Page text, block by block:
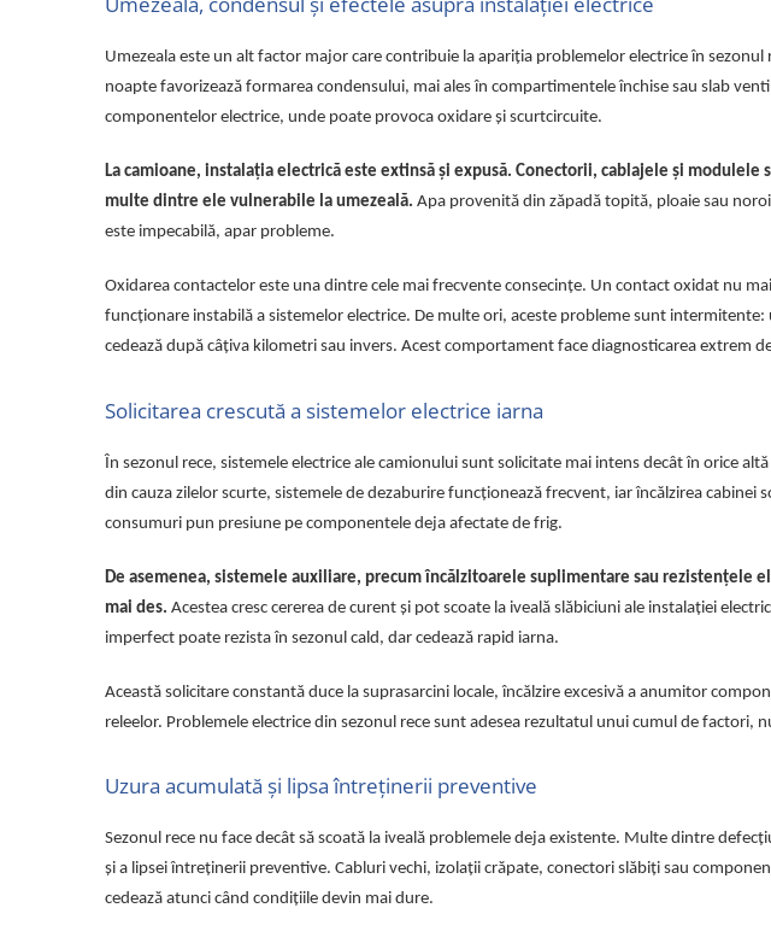
Lampi Fata cu Bec & Semnalizare
Lampi Fata LED & Semnalizare
Lampi Spate cu Bec & Triple
Lampi Spate LED & Triple
Lumini de Zi, DRL
Proiectoare de lucru si marsarier
Proiectoare Full LED
Proiectoare Halogen plus LED
Accesorii Goarne Pneumatice
fluorescente
Avertizare sonora
de Avertizare
Goarne si trompete cu aer
Benzi si placi reflectorizante
Goarne / Trompete Pneumatice
Rampe luminoase girofar
Rezistoare CANBUS LED
Stroboscoape Auto
Umezeala este un alt factor major care contribuie la apariția problemelor electrice în
noapte favorizează formarea condensului, mai ales în compartimentele închise sau slab
componentelor electrice, unde poate provoca oxidare și scurtcircuite.
La camioane, instalația electrică este extinsă și expusă. Conectorii, cablajele și
multe dintre ele vulnerabile la umezeală. Apa provenită din zăpadă topită, ploaie sau
este impecabilă, apar probleme.
Oxidarea contactelor este una dintre cele mai frecvente consecințe. Un contact oxidat nu
funcționare instabilă a sistemelor electrice. De multe ori, aceste probleme sunt
cedează după câțiva kilometri sau invers. Acest comportament face diagnosticarea extrem
Solicitarea crescută a sistemelor electrice iarna
În sezonul rece, sistemele electrice ale camionului sunt solicitate mai intens decât în orice
din cauza zilelor scurte, sistemele de dezaburire funcționează frecvent, iar încălzirea cabinei
consumuri pun presiune pe componentele deja afectate de frig.
De asemenea, sistemele auxiliare, precum încălzitoarele suplimentare sau rezistențele
mai des. Acestea cresc cererea de curent și pot scoate la iveală slăbiciuni ale instalației
imperfect poate rezista în sezonul cald, dar cedează rapid iarna.
Această solicitare constantă duce la suprasarcini locale, încălzire excesivă a anumitor
releelor. Problemele electrice din sezonul rece sunt adesea rezultatul unui cumul de factori,
Uzura acumulată și lipsa întreținerii preventive
Sezonul rece nu face decât să scoată la iveală problemele deja existente. Multe dintre
și a lipsei întreținerii preventive. Cabluri vechi, izolații crăpate, conectori slăbiți sau
cedează atunci când condițiile devin mai dure.